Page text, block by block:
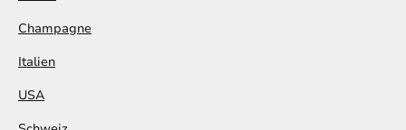
Champagne
Italien
USA